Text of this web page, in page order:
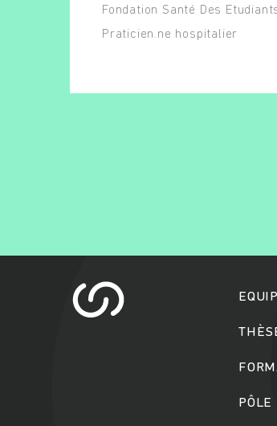
Fondation Santé Des
Praticien.ne hospitalier
PÔLE